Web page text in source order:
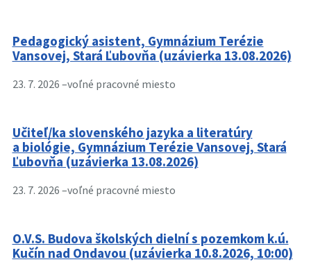
Pedagogický asistent, Gymnázium Terézie
Vansovej, Stará Ľubovňa (uzávierka 13.08.2026)
23. 7. 2026 –voľné pracovné miesto
Učiteľ/ka slovenského jazyka a literatúry
a biológie, Gymnázium Terézie Vansovej, Stará
Ľubovňa (uzávierka 13.08.2026)
23. 7. 2026 –voľné pracovné miesto
O.V.S. Budova školských dielní s pozemkom k.ú.
Kučín nad Ondavou (uzávierka 10.8.2026, 10:00)